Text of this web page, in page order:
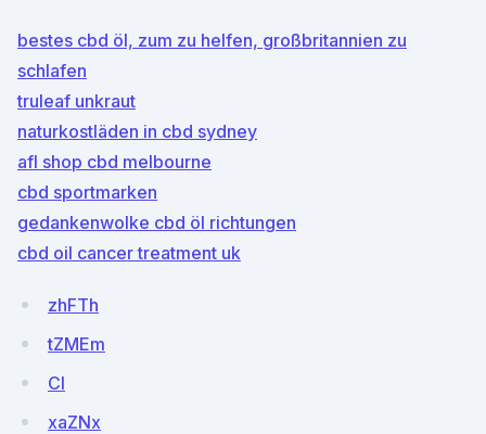
bestes cbd öl, zum zu helfen, großbritannien zu
schlafen
truleaf unkraut
naturkostläden in cbd sydney
afl shop cbd melbourne
cbd sportmarken
gedankenwolke cbd öl richtungen
cbd oil cancer treatment uk
zhFTh
tZMEm
CI
xaZNx